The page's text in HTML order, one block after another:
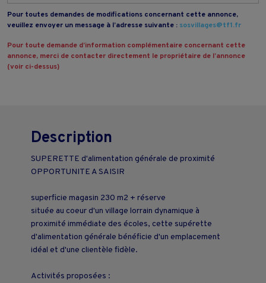
Pour toutes demandes de modifications concernant cette annonce,
veuillez envoyer un message à l’adresse suivante : sosvillages@tf1.fr
Pour toute demande d’information complémentaire concernant cette
annonce, merci de contacter directement le propriétaire de l’annonce
(voir ci-dessus)
Description
SUPERETTE d'alimentation générale de proximité
OPPORTUNITE A SAISIR
superficie magasin 230 m2 + réserve
située au coeur d'un village lorrain dynamique à
proximité immédiate des écoles, cette supérette
d'alimentation générale bénéficie d'un emplacement
idéal et d'une clientèle fidèle.
Activités proposées :